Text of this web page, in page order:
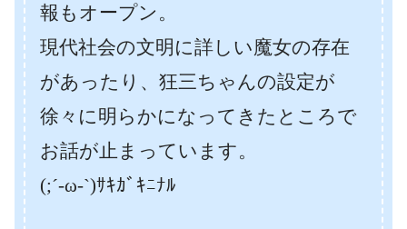
報もオープン。
現代社会の文明に詳しい魔女の存在
があったり、狂三ちゃんの設定が
徐々に明らかになってきたところで
お話が止まっています。
(;´-ω-`)ｻｷｶﾞｷﾆﾅﾙ